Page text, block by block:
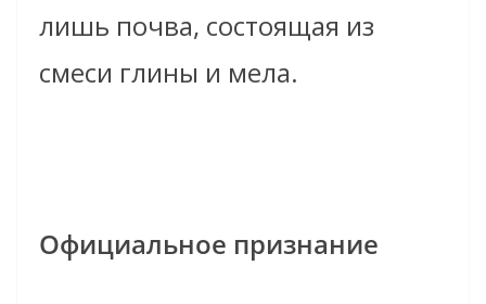
лишь почва, состоящая из
смеси глины и мела.
Официальное признание